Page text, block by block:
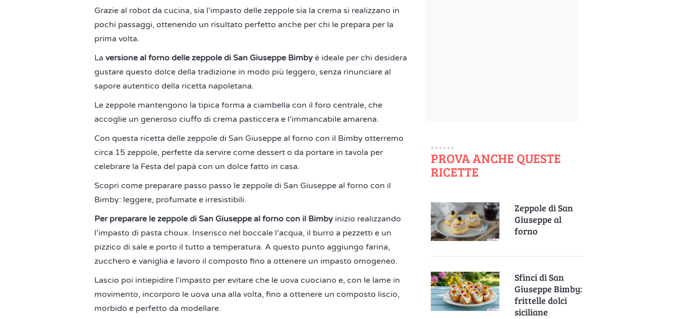
Grazie al robot da cucina, sia l’impasto delle zeppole sia la crema si realizzano in
pochi passaggi, ottenendo un risultato perfetto anche per chi le prepara per la
prima volta.
La versione al forno delle zeppole di San Giuseppe Bimby è ideale per chi desidera
gustare questo dolce della tradizione in modo più leggero, senza rinunciare al
sapore autentico della ricetta napoletana.
Le zeppole mantengono la tipica forma a ciambella con il foro centrale, che
accoglie un generoso ciuffo di crema pasticcera e l’immancabile amarena.
Con questa ricetta delle zeppole di San Giuseppe al forno con il Bimby otterremo
circa 15 zeppole, perfette da servire come dessert o da portare in tavola per
celebrare la Festa del papà con un dolce fatto in casa.
Scopri come preparare passo passo le zeppole di San Giuseppe al forno con il
Bimby: leggere, profumate e irresistibili.
Per preparare le zeppole di San Giuseppe al forno con il Bimby inizio realizzando
l’impasto di pasta choux. Inserisco nel boccale l’acqua, il burro a pezzetti e un
pizzico di sale e porto il tutto a temperatura. A questo punto aggiungo farina,
zucchero e vaniglia e lavoro il composto fino a ottenere un impasto omogeneo.
Lascio poi intiepidire l’impasto per evitare che le uova cuociano e, con le lame in
movimento, incorporo le uova una alla volta, fino a ottenere un composto liscio,
morbido e perfetto da modellare.
PROVA ANCHE QUESTE
RICETTE
Zeppole di San
Giuseppe al
forno
Sfinci di San
Giuseppe Bimby:
frittelle dolci
siciliane